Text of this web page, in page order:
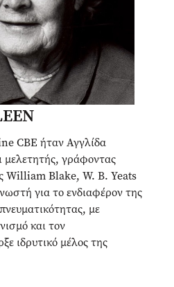
CBE ήταν Αγγλίδα
μελετητής, γράφοντας
William Blake, W. B. Yeats
για το ενδιαφέρον της
με
και τον
ιδρυτικό μέλος της